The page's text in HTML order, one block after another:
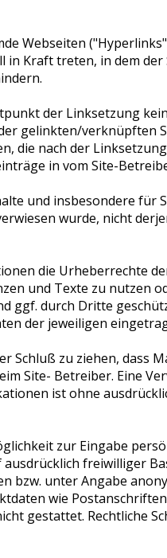
Webseiten
Kraft treten, in dem
der Linksetzung
gelinkten/verknüpften
die nach der
in vom Site-
und insbesondere
wurde, nicht
die Urheberrechte
und Texte zu nutzen
ggf. durch Dritte
der jeweiligen
Schluß zu ziehen, dass
Site- Betreiber. Eine
ist ohne
zur Eingabe
freiwilliger
bzw. unter Angabe
wie
gestattet. Rechtliche